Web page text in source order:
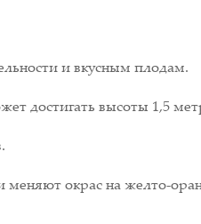
и вкусным плодам.
достигать высоты 1,5
меняют окрас на желто-